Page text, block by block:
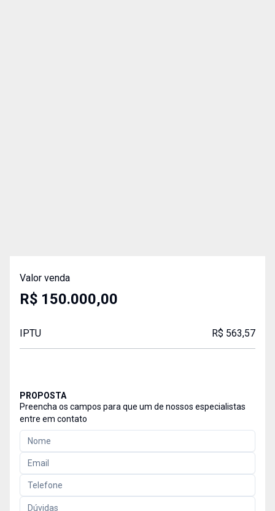
Valor venda
R$ 150.000,00
IPTU R$ 563,57
PROPOSTA
Preencha os campos para que um de nossos especialistas
entre em contato